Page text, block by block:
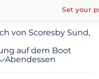
Wetter und dem
wir planen,
von Scoresby Sund,
auf dem Boot
Abendessen
Set your